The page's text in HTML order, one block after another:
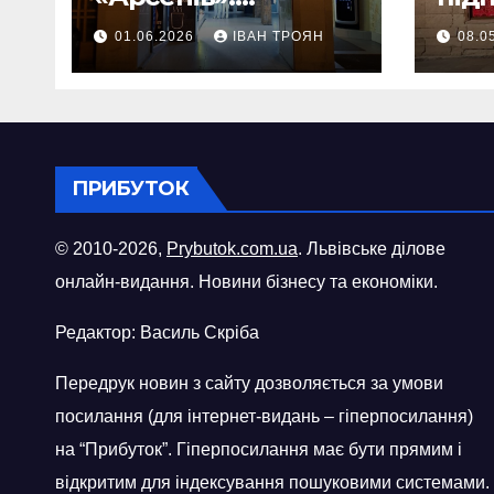
Фоторепортаж
01.06.2026 ІВАН ТРОЯН
ПРИБУТОК
© 2010-2026, Prybutok.com.ua. Львівське ділове
онлайн-видання. Новини бізнесу та економіки.
Редактор: Василь Скріба
Передрук новин з сайту дозволяється за умови
посилання (для інтернет-видань – гіперпосилання)
на “Прибуток”. Гіперпосилання має бути прямим і
відкритим для індексування пошуковими системами.